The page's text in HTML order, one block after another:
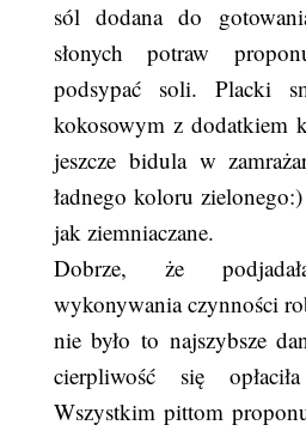
sól dodana do
słonych potraw
podsypać soli. Placki
kokosowym z dodatkiem
jeszcze bidula w
ładnego koloru
jak ziemniaczane.
Dobrze, że
wykonywania czynności
nie było to najszybsze
cierpliwość się
Wszystkim pittom